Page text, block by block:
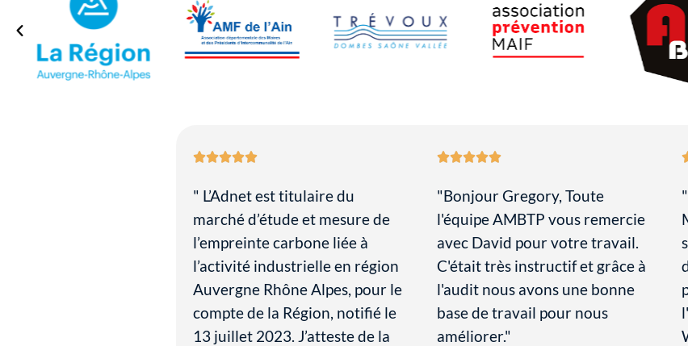
" L’Adnet est titulaire du
marché d’étude et mesure de
l’empreinte carbone liée à
l’activité industrielle en région
Auvergne Rhône Alpes, pour le
compte de la Région, notifié le
13 juillet 2023. J’atteste de la
"Bonjour Gregory, Toute
l'équipe AMBTP vous remercie
avec David pour votre travail.
C'était très instructif et grâce à
l'audit nous avons une bonne
base de travail pour nous
améliorer."